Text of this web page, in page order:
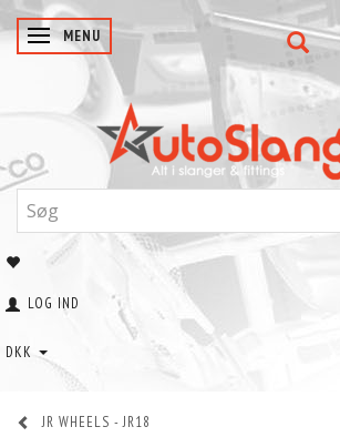
SKIFTE NAVIGATION
MENU
LOG IND
DKK
JR WHEELS - JR18